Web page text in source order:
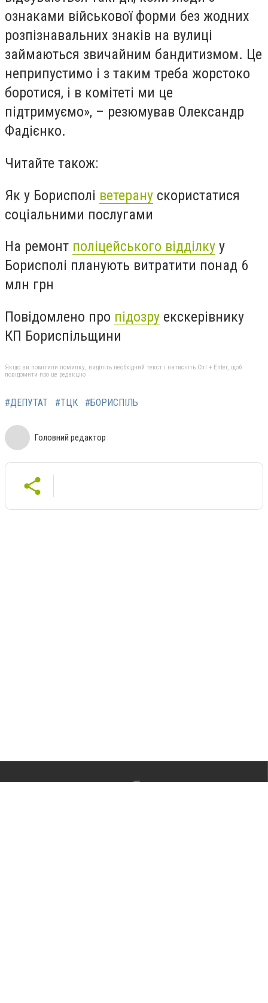
ознаками військової форми без жодних
розпізнавальних знаків на вулиці
займаються звичайним бандитизмом. Це
неприпустимо і з таким треба жорстоко
боротися, і в комітеті ми це
підтримуємо», – резюмував Олександр
Фадієнко.
Читайте також:
Як у Борисполі ветерану скористатися
соціальними послугами
На ремонт поліцейського відділку у
Борисполі планують витратити понад 6
млн грн
Повідомлено про підозру екскерівнику
КП Бориспільщини
Якщо ви помітили помилку, виділіть необхідний текст і натисніть Ctrl + Enter, щоб
повідомити про це редакцію
#ДЕПУТАТ #ТЦК #БОРИСПІЛЬ
Головний редактор